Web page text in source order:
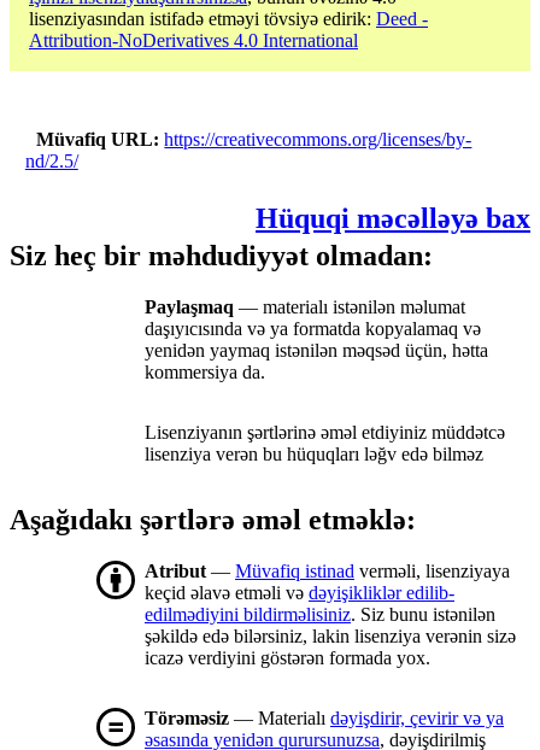
lisenziyasından istifadə etməyi tövsiyə edirik: Deed -
Attribution-NoDerivatives 4.0 International
Müvafiq URL
https://creativecommons.org/licenses/by-
nd/2.5/
Hüquqi məcəlləyə bax
Siz heç bir məhdudiyyət olmadan:
Paylaşmaq — materialı istənilən məlumat
daşıyıcısında və ya formatda kopyalamaq və
yenidən yaymaq istənilən məqsəd üçün, hətta
kommersiya da.
Lisenziyanın şərtlərinə əməl etdiyiniz müddətcə
lisenziya verən bu hüquqları ləğv edə bilməz
Aşağıdakı şərtlərə əməl etməklə:
Atribut — Müvafiq istinad verməli, lisenziyaya
keçid əlavə etməli və dəyişikliklər edilib-
edilmədiyini bildirməlisiniz. Siz bunu istənilən
şəkildə edə bilərsiniz, lakin lisenziya verənin sizə
icazə verdiyini göstərən formada yox.
Törəməsiz — Materialı dəyişdirir, çevirir və ya
əsasında yenidən qurursunuzsa, dəyişdirilmiş